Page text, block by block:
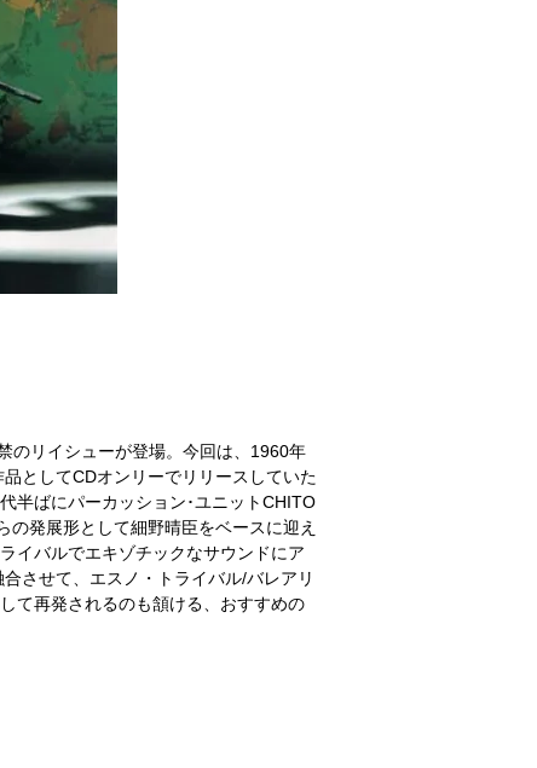
のリイシューが登場。今回は、1960年
としてCDオンリーでリリースしていた
半ばにパーカッション･ユニットCHITO
発展形として細野晴臣をベースに迎え
イバルでエキゾチックなサウンドにア
させて、エスノ・トライバル/バレアリ
て再発されるのも頷ける、おすすめの